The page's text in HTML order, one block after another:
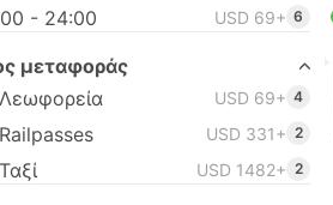
- 24:00 USD 69+ 6
μεταφοράς
Λεωφορεία
USD 69+ 4
Railpasses USD 331+ 2
Ταξί USD 1482+ 2